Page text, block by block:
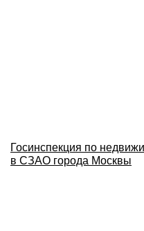
Госинспекция по
в СЗАО города Москвы